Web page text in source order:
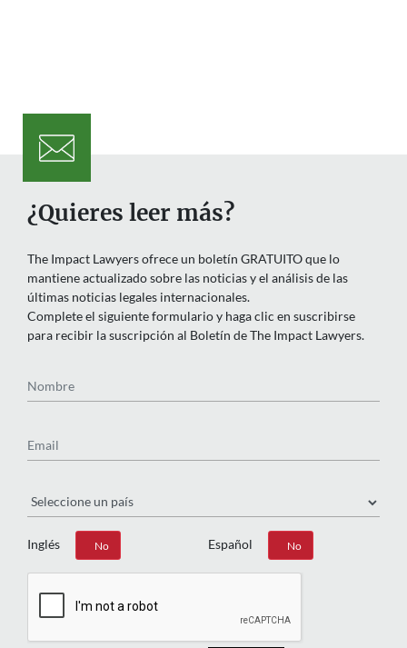
¿Quieres leer más?
The Impact Lawyers ofrece un boletín GRATUITO que lo
mantiene actualizado sobre las noticias y el análisis de las
últimas noticias legales internacionales.
Complete el siguiente formulario y haga clic en suscribirse
para recibir la suscripción al Boletín de The Impact Lawyers.
Inglés
Sí No Español
Sí No